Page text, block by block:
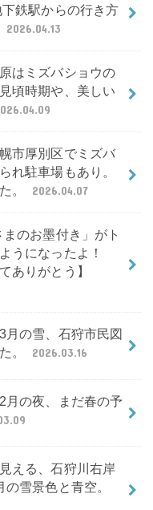
鉄駅からの行き方
2026.04.13
はミズバショウの
頃時期や、美しい
市厚別区でミズバ
れ駐車場もあり。
。
2026.04.07
のお墨付き」がト
うになったよ！
ありがとう】
月の雪、石狩市民図
。
2026.03.16
月の夜、まだ春の予
える、石狩川右岸
雪景色と青空。